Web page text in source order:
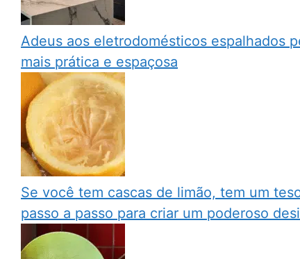
Adeus aos eletrodomésticos espalhados
mais prática e espaçosa
Se você tem cascas de limão, tem um
passo a passo para criar um poderoso